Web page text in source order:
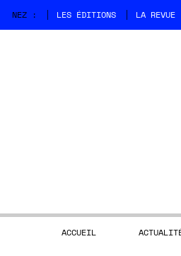
NEZ : LES ÉDITIONS LA REVUE
ACCUEIL